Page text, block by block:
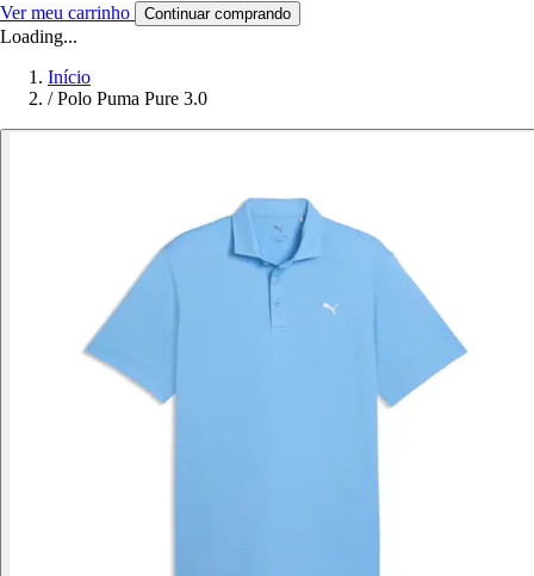
Ver meu carrinho Continuar comprando
Loading...
Início
/ Polo Puma Pure 3.0